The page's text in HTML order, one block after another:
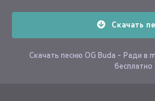
Скачать
Скачать песню OG Buda - Ради в
бесплатно